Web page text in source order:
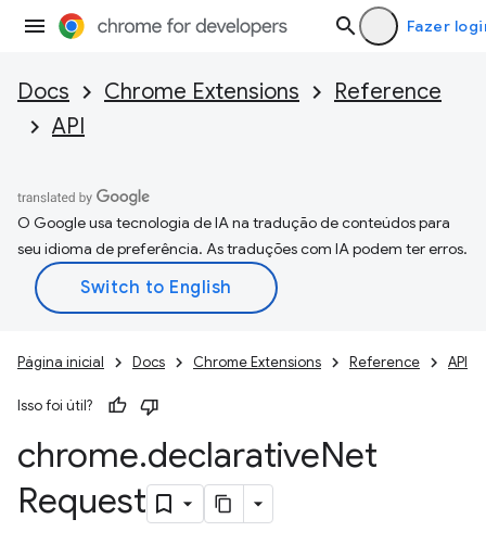
Fazer
Docs Chrome Extensions
Reference
API
O Google usa tecnologia de IA na tradução de conteúdos para
seu idioma de preferência. As traduções com IA podem ter erros.
Página inicial Docs Chrome Extensions Reference API
Isso foi útil?
chrome.declarativeNet
Request